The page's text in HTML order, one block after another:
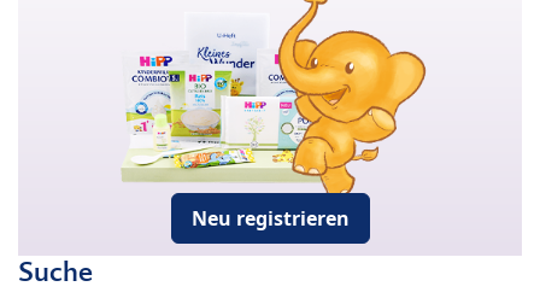
Neu registrieren
Suche